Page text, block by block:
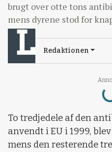
brugt over otte tons
mens dyrene stod for
Redaktionen
To tredjedele af den
anvendt i EU i 1999,
mens den resterende